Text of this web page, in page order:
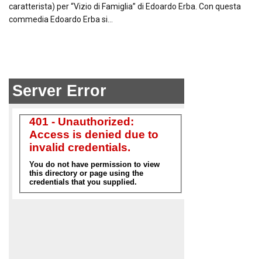
caratterista) per “Vizio di Famiglia” di Edoardo Erba. Con questa
commedia Edoardo Erba si…